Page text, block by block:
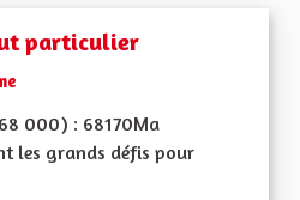
particulier
000) : 68170Ma
les grands défis pour